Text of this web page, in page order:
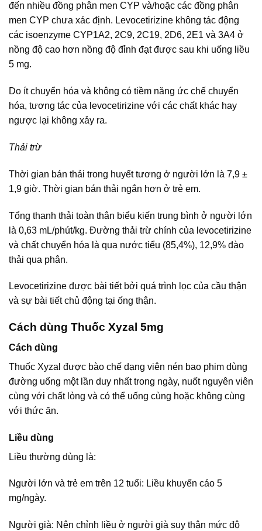
đến nhiều đồng phân men CYP và/hoặc các đồng phân
men CYP chưa xác định. Levocetirizine không tác động
các isoenzyme CYP1A2, 2C9, 2C19, 2D6, 2E1 và 3A4 ở
nồng độ cao hơn nồng độ đỉnh đạt được sau khi uống liều
5 mg.
Do ít chuyển hóa và không có tiềm năng ức chế chuyển
hóa, tương tác của levocetirizine với các chất khác hay
ngược lại không xảy ra.
Thải trừ
Thời gian bán thải trong huyết tương ở người lớn là 7,9 ±
1,9 giờ. Thời gian bán thải ngắn hơn ở trẻ em.
Tổng thanh thải toàn thân biểu kiến trung bình ở người lớn
là 0,63 mL/phút/kg. Đường thải trừ chính của levocetirizine
và chất chuyển hóa là qua nước tiểu (85,4%), 12,9% đào
thải qua phân.
Levocetirizine được bài tiết bởi quá trình lọc của cầu thận
và sự bài tiết chủ động tại ống thận.
Cách dùng Thuốc Xyzal 5mg
Cách dùng
Thuốc Xyzal được bào chế dạng viên nén bao phim dùng
đường uống một lần duy nhất trong ngày, nuốt nguyên viên
cùng với chất lỏng và có thể uống cùng hoặc không cùng
với thức ăn.
Liều dùng
Liều thường dùng là:
Người lớn và trẻ em trên 12 tuổi: Liều khuyến cáo 5
mg/ngày.
Người già: Nên chỉnh liều ở người già suy thận mức độ